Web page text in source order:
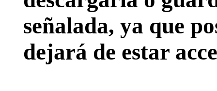
señalada, ya que
dejará de estar